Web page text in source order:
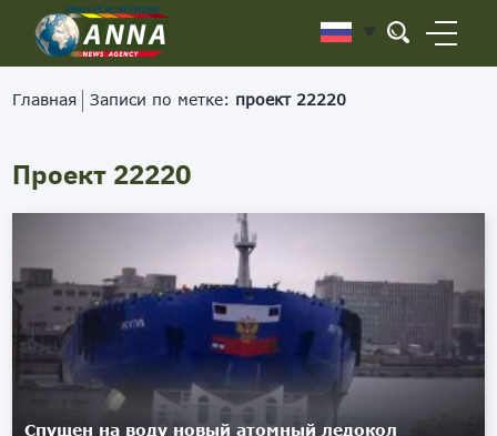
Главная Записи по метке: проект 22220
Проект 22220
Спущен на воду новый атомный ледокол